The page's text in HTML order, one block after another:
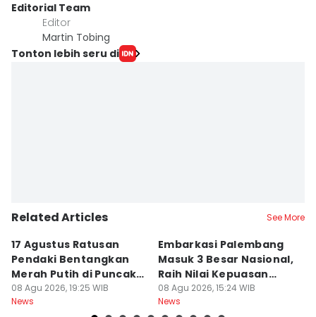
Editorial Team
Editor
Martin Tobing
Tonton lebih seru di
Related Articles See More
17 Agustus Ratusan
Pendaki Bentangkan
Merah Putih di Puncak
Dempo
08 Agu 2026, 19:25 WIB
News
Embarkasi Palembang
Masuk 3 Besar Nasional,
Raih Nilai Kepuasan
86,65
08 Agu 2026, 15:24 WIB
News